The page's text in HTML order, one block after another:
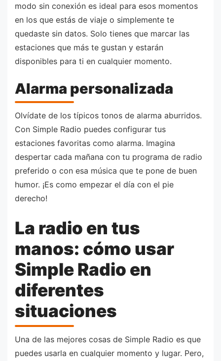
modo sin conexión es ideal para esos momentos
en los que estás de viaje o simplemente te
quedaste sin datos. Solo tienes que marcar las
estaciones que más te gustan y estarán
disponibles para ti en cualquier momento.
Alarma personalizada
Olvídate de los típicos tonos de alarma aburridos.
Con Simple Radio puedes configurar tus
estaciones favoritas como alarma. Imagina
despertar cada mañana con tu programa de radio
preferido o con esa música que te pone de buen
humor. ¡Es como empezar el día con el pie
derecho!
La radio en tus
manos: cómo usar
Simple Radio en
diferentes
situaciones
Una de las mejores cosas de Simple Radio es que
puedes usarla en cualquier momento y lugar. Pero,